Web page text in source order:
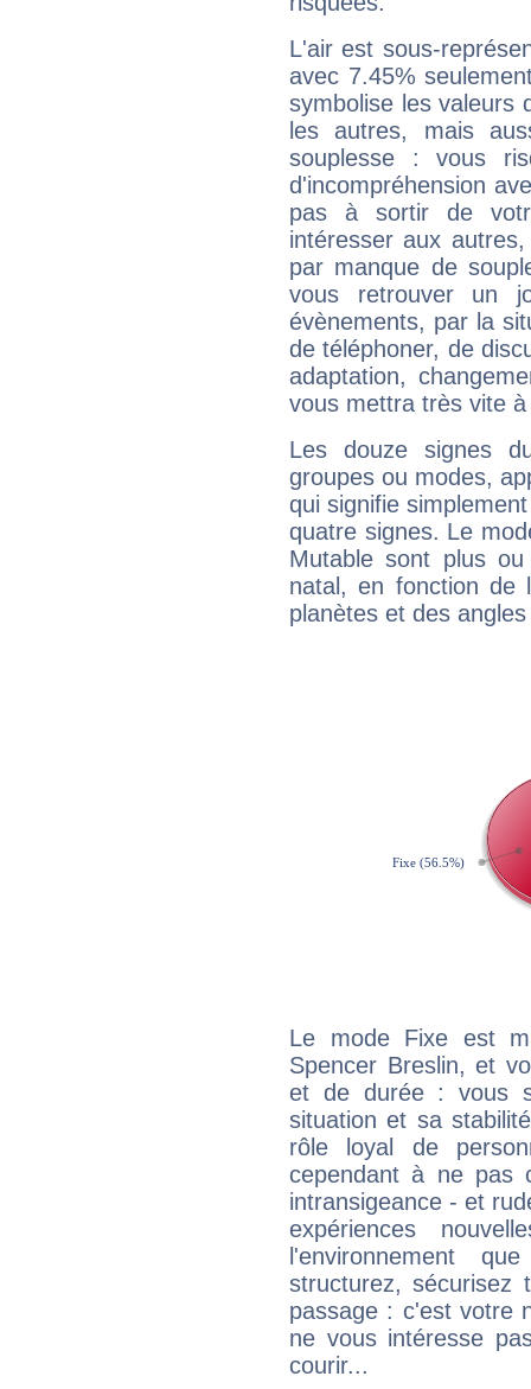
L'air est sous-
avec 7.45%
symbolise les valeurs
les autres, mais
souplesse : vous
d'incompréhension
pas à sortir de
intéresser aux
par manque de
vous retrouver un
évènements, par la
de téléphoner, de
adaptation,
vous mettra très vite
Les douze signes
groupes ou modes,
qui signifie
quatre signes. Le
Mutable sont plus
natal, en fonction de
planètes et des
Le mode Fixe est
Spencer Breslin, et
et de durée : vous
situation et sa
rôle loyal de
cependant à ne pas
intransigeance - et
expériences
l'environnement
structurez, sécurisez
passage : c'est votre
ne vous intéresse
courir...